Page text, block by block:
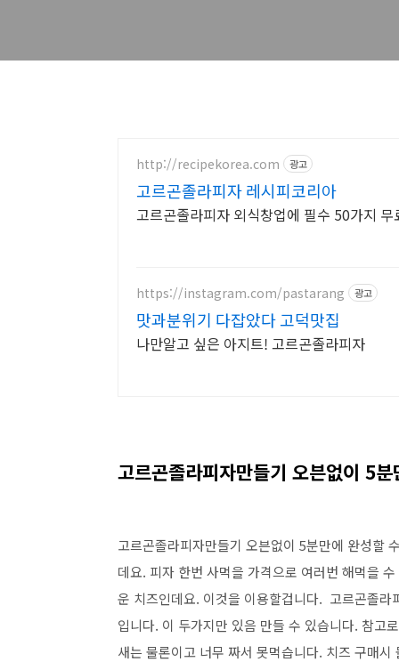
http://recipekorea.com 광고
고르곤졸라피자 레시피코리아
고르곤졸라피자 외식창업에 필수 50가지 무
https://instagram.com/pastarang 광고
맛과분위기 다잡았다 고덕맛집
나만알고 싶은 아지트! 고르곤졸라피자
고르곤졸라피자만들기 오븐없이 5
고르곤졸라피자만들기 오븐없이 5분만에 완성할
데요. 피자 한번 사먹을 가격으로 여러번 해먹을
운 치즈인데요. 이것을 이용할겁니다. 고르곤졸
입니다. 이 두가지만 있음 만들 수 있습니다. 참고
새는 물론이고 너무 짜서 못먹습니다. 치즈 구매